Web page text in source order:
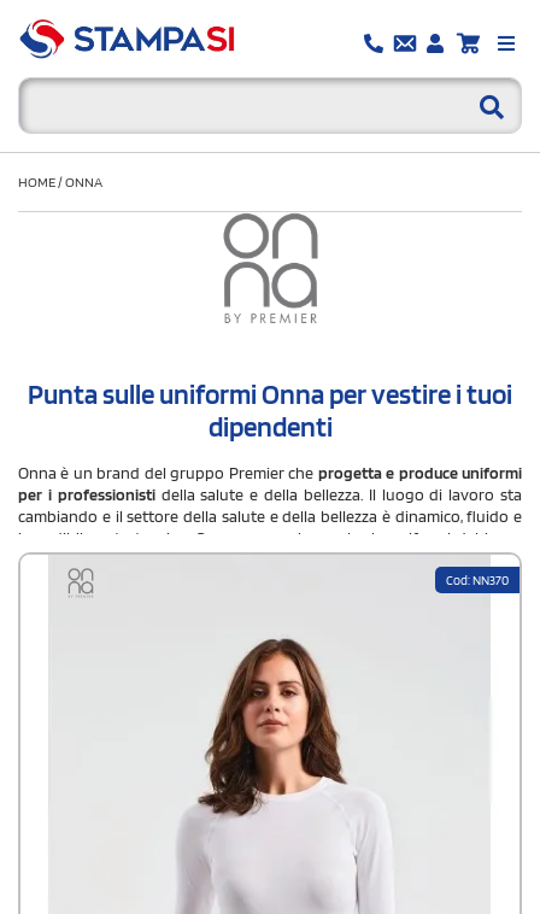
HOME/ONNA
Punta sulle uniformi Onna per vestire i tuoi
dipendenti
Onna è un brand del gruppo Premier che progetta e produce uniformi
per i professionisti della salute e della bellezza. Il luogo di lavoro sta
cambiando e il settore della salute e della bellezza è dinamico, fluido e
incredibilmente tecnico. Onna pensa che anche le uniformi debbano
mutare. Per questo motivo, l’azienda ha messo cuore e anima nel creare
una gamma perfetta di
uniformi professionali altamente qualitative
I risultati sono stati eccellenti visto il gradimento espresso dai clienti.
L’idea di Onna è quella di far incontrare
tessuti tecnici sono studiati con una super elasticità
tuniche e pantaloni sono pensati per il comfort e la funzionalità. Gli
e sembrano una seconda pelle. Il tutto in una
gamma di colori tutt'altro che banali,
per affrontare con leggerezza
anche le giornate più difficili. Perché quando ci si prende cura delle
persone 24 ore su 24, 7 giorni su 7, c'è bisogno di un'uniforme che si
prenda cura di chi la indossa.
Sin dalla sua nascita nel 1999, Premier progetta, produce e fornisce
uniformi per il personale che lavora nei settori dell'ospitalità, delle
aziende, della bellezza e della sanità. Il design e lo sviluppo dei prodotti
sono realizzati internamente da un team di tecnici dell'abbigliamento di
Cod: NN370